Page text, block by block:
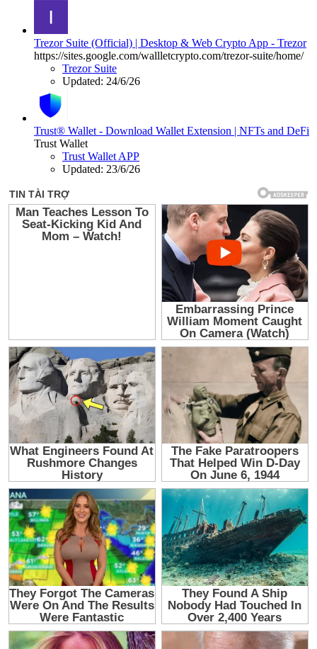
Trezor Suite (Official) | Desktop & Web Crypto App - Trezor
https://sites.google.com/wallletcrypto.com/trezor-suite/home/
Trezor Suite
Updated: 24/6/26
Trust® Wallet - Download Wallet Extension | NFTs and DeFi
Trust Wallet
Trust Wallet APP
Updated: 23/6/26